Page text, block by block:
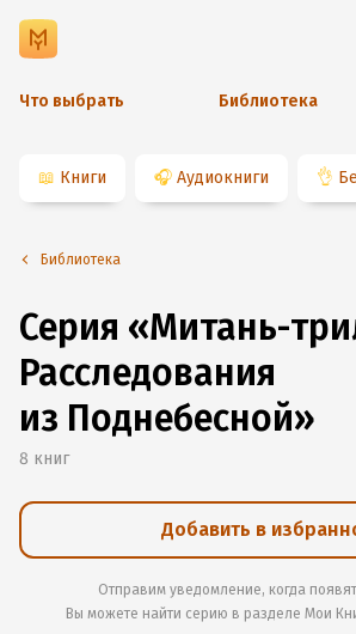
Что выбрать Библиотека
📖 Книги 🎧 Аудиокниги 👌
Библиотека
Серия «Митань-
Расследования
из Поднебесной»
8 книг
Добавить в
Отправим уведомление, когда
Вы можете найти серию в разделе Мои